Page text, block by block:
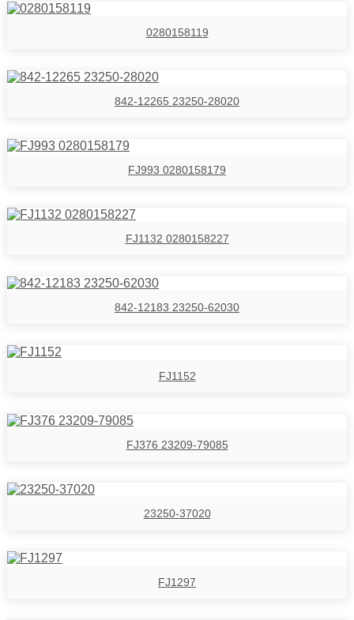
0280158119
842-12265 23250-28020
FJ993 0280158179
FJ1132 0280158227
842-12183 23250-62030
FJ1152
FJ376 23209-79085
23250-37020
FJ1297